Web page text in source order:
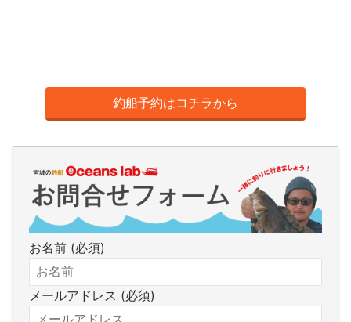
釣船予約はコチラから
お名前 (必須)
メールアドレス (必須)